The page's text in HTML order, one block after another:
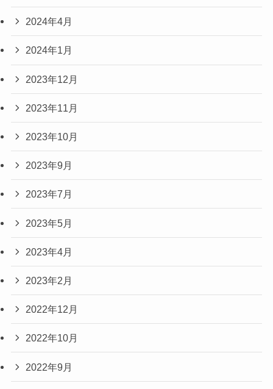
2024年4月
2024年1月
2023年12月
2023年11月
2023年10月
2023年9月
2023年7月
2023年5月
2023年4月
2023年2月
2022年12月
2022年10月
2022年9月